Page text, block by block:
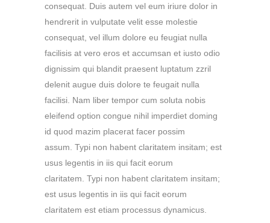
consequat. Duis autem vel eum iriure dolor in
hendrerit in vulputate velit esse molestie
consequat, vel illum dolore eu feugiat nulla
facilisis at vero eros et accumsan et iusto odio
dignissim qui blandit praesent luptatum zzril
delenit augue duis dolore te feugait nulla
facilisi. Nam liber tempor cum soluta nobis
eleifend option congue nihil imperdiet doming
id quod mazim placerat facer possim
assum. Typi non habent claritatem insitam; est
usus legentis in iis qui facit eorum
claritatem. Typi non habent claritatem insitam;
est usus legentis in iis qui facit eorum
claritatem est etiam processus dynamicus.